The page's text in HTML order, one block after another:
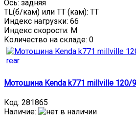
Ось: задняя
TL(б/кам) или TT (кам): TT
Индекс нагрузки: 66
Индекс скорости: M
Количество на складе: 0
Мотошина Kenda k771 millville 120/
Код: 281865
Наличие: